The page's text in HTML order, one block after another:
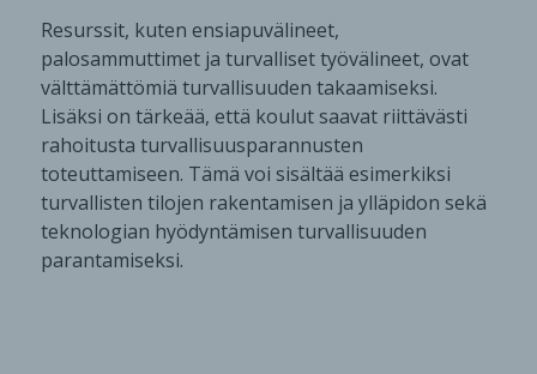
Resurssit, kuten ensiapuvälineet,
palosammuttimet ja turvalliset työvälineet, ovat
välttämättömiä turvallisuuden takaamiseksi.
Lisäksi on tärkeää, että koulut saavat riittävästi
rahoitusta turvallisuusparannusten
toteuttamiseen. Tämä voi sisältää esimerkiksi
turvallisten tilojen rakentamisen ja ylläpidon sekä
teknologian hyödyntämisen turvallisuuden
parantamiseksi.